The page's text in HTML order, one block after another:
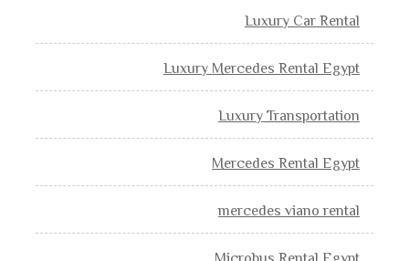
Luxury Car Rental
Luxury Mercedes Rental Egypt
Luxury Transportation
Mercedes Rental Egypt
mercedes viano rental